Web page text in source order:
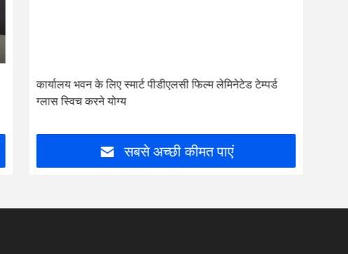
कार्यालय भवन के लिए स्मार्ट पीडीएलसी फिल्म लेमिनेटेड टेम्पर्ड
ग्लास स्विच करने योग्य
सबसे अच्छी कीमत पाएं